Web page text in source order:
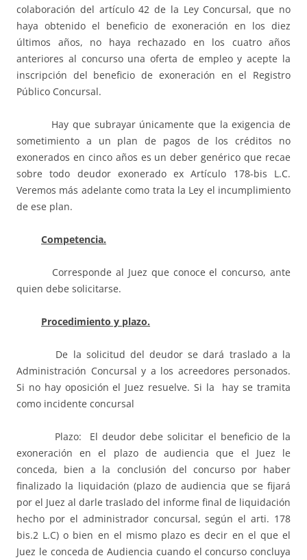
colaboración del artículo 42 de la Ley Concursal, que no
haya obtenido el beneficio de exoneración en los diez
últimos años, no haya rechazado en los cuatro años
anteriores al concurso una oferta de empleo y acepte la
inscripción del beneficio de exoneración en el Registro
Público Concursal.
Hay que subrayar únicamente que la exigencia de
sometimiento a un plan de pagos de los créditos no
exonerados en cinco años es un deber genérico que recae
sobre todo deudor exonerado ex Artículo 178-bis L.C.
Veremos más adelante como trata la Ley el incumplimiento
de ese plan.
Competencia.
Corresponde al Juez que conoce el concurso, ante
quien debe solicitarse.
Procedimiento y plazo.
De la solicitud del deudor se dará traslado a la
Administración Concursal y a los acreedores personados.
Si no hay oposición el Juez resuelve. Si la hay se tramita
como incidente concursal
Plazo: El deudor debe solicitar el beneficio de la
exoneración en el plazo de audiencia que el Juez le
conceda, bien a la conclusión del concurso por haber
finalizado la liquidación (plazo de audiencia que se fijará
por el Juez al darle traslado del informe final de liquidación
hecho por el administrador concursal, según el arti. 178
bis.2 L.C) o bien en el mismo plazo es decir en el que el
Juez le conceda de Audiencia cuando el concurso concluya